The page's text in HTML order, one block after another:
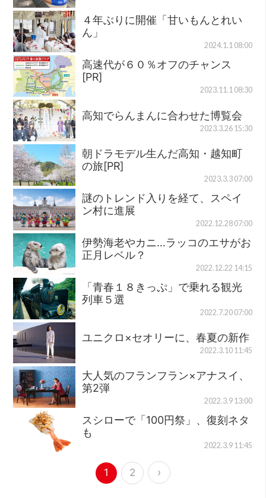
４年ぶりに開催「甘いもんとれい
ん」
2024.1.1 08:00
高速代が６０％オフのチャンス
[PR]
2023.11.1 08:30
高知でらんまんに合わせた博覧会
2023.3.26 15:30
朝ドラモデル生んだ高知・越知町
の旅[PR]
2023.3.3 07:00
謎のトレンド入りを経て、スペイ
ン村に進展
2022.12.28 07:00
伊勢海老やカニ…ラッコのエサがお
正月レベル？
2022.12.22 14:15
「青春１８きっぷ」で乗れる観光
列車５選
2022.7.20 07:00
ユニクロ×セオリーに、春夏の新作
2022.3.10 11:45
大人気のフランフラン×アナスイ、
第2弾
2022.3.9 13:00
スシローで「100円祭」、復刻ネタ
も
2022.3.9 11:45
1 2 ›